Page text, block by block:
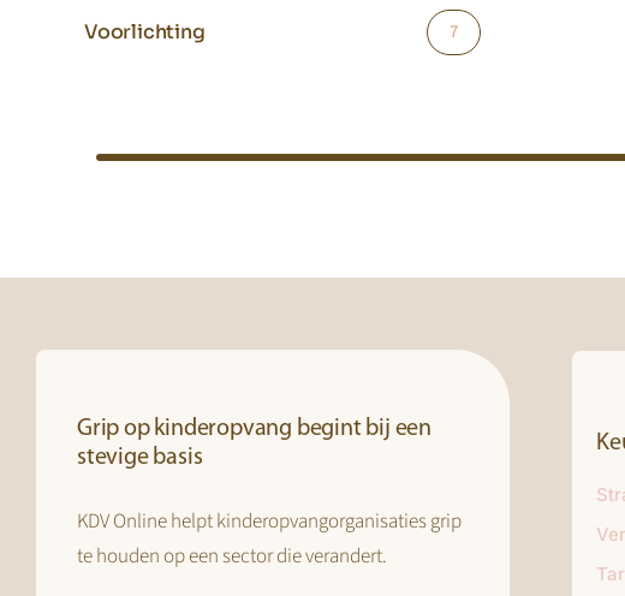
Voorlichting 7
Grip op kinderopvang begint bij een
stevige basis
KDV Online helpt kinderopvangorganisaties grip
te houden op een sector die verandert.